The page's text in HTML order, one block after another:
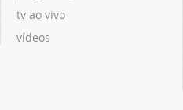
tv ao vivo
vídeos